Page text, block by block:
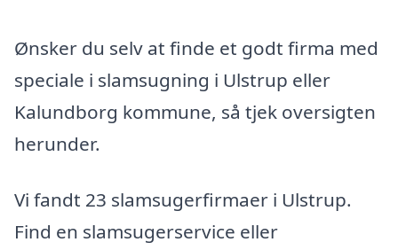
Ønsker du selv at finde et godt firma med
speciale i slamsugning i Ulstrup eller
Kalundborg kommune, så tjek oversigten
herunder.
Vi fandt 23 slamsugerfirmaer i Ulstrup.
Find en slamsugerservice eller